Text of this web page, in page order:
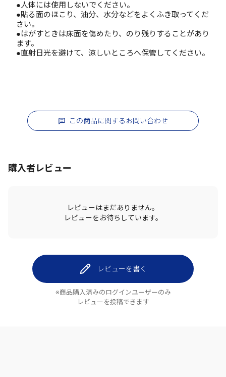
●人体には使用しないでください。
●貼る面のほこり、油分、水分などをよくふき取ってくだ
さい。
●はがすときは床面を傷めたり、のり残りすることがあり
ます。
●直射日光を避けて、涼しいところへ保管してください。
この商品に関するお問い合わせ
購入者レビュー
レビューはまだありません。
レビューをお待ちしています。
レビューを書く
※商品購入済みのログインユーザーのみ
レビューを投稿できます